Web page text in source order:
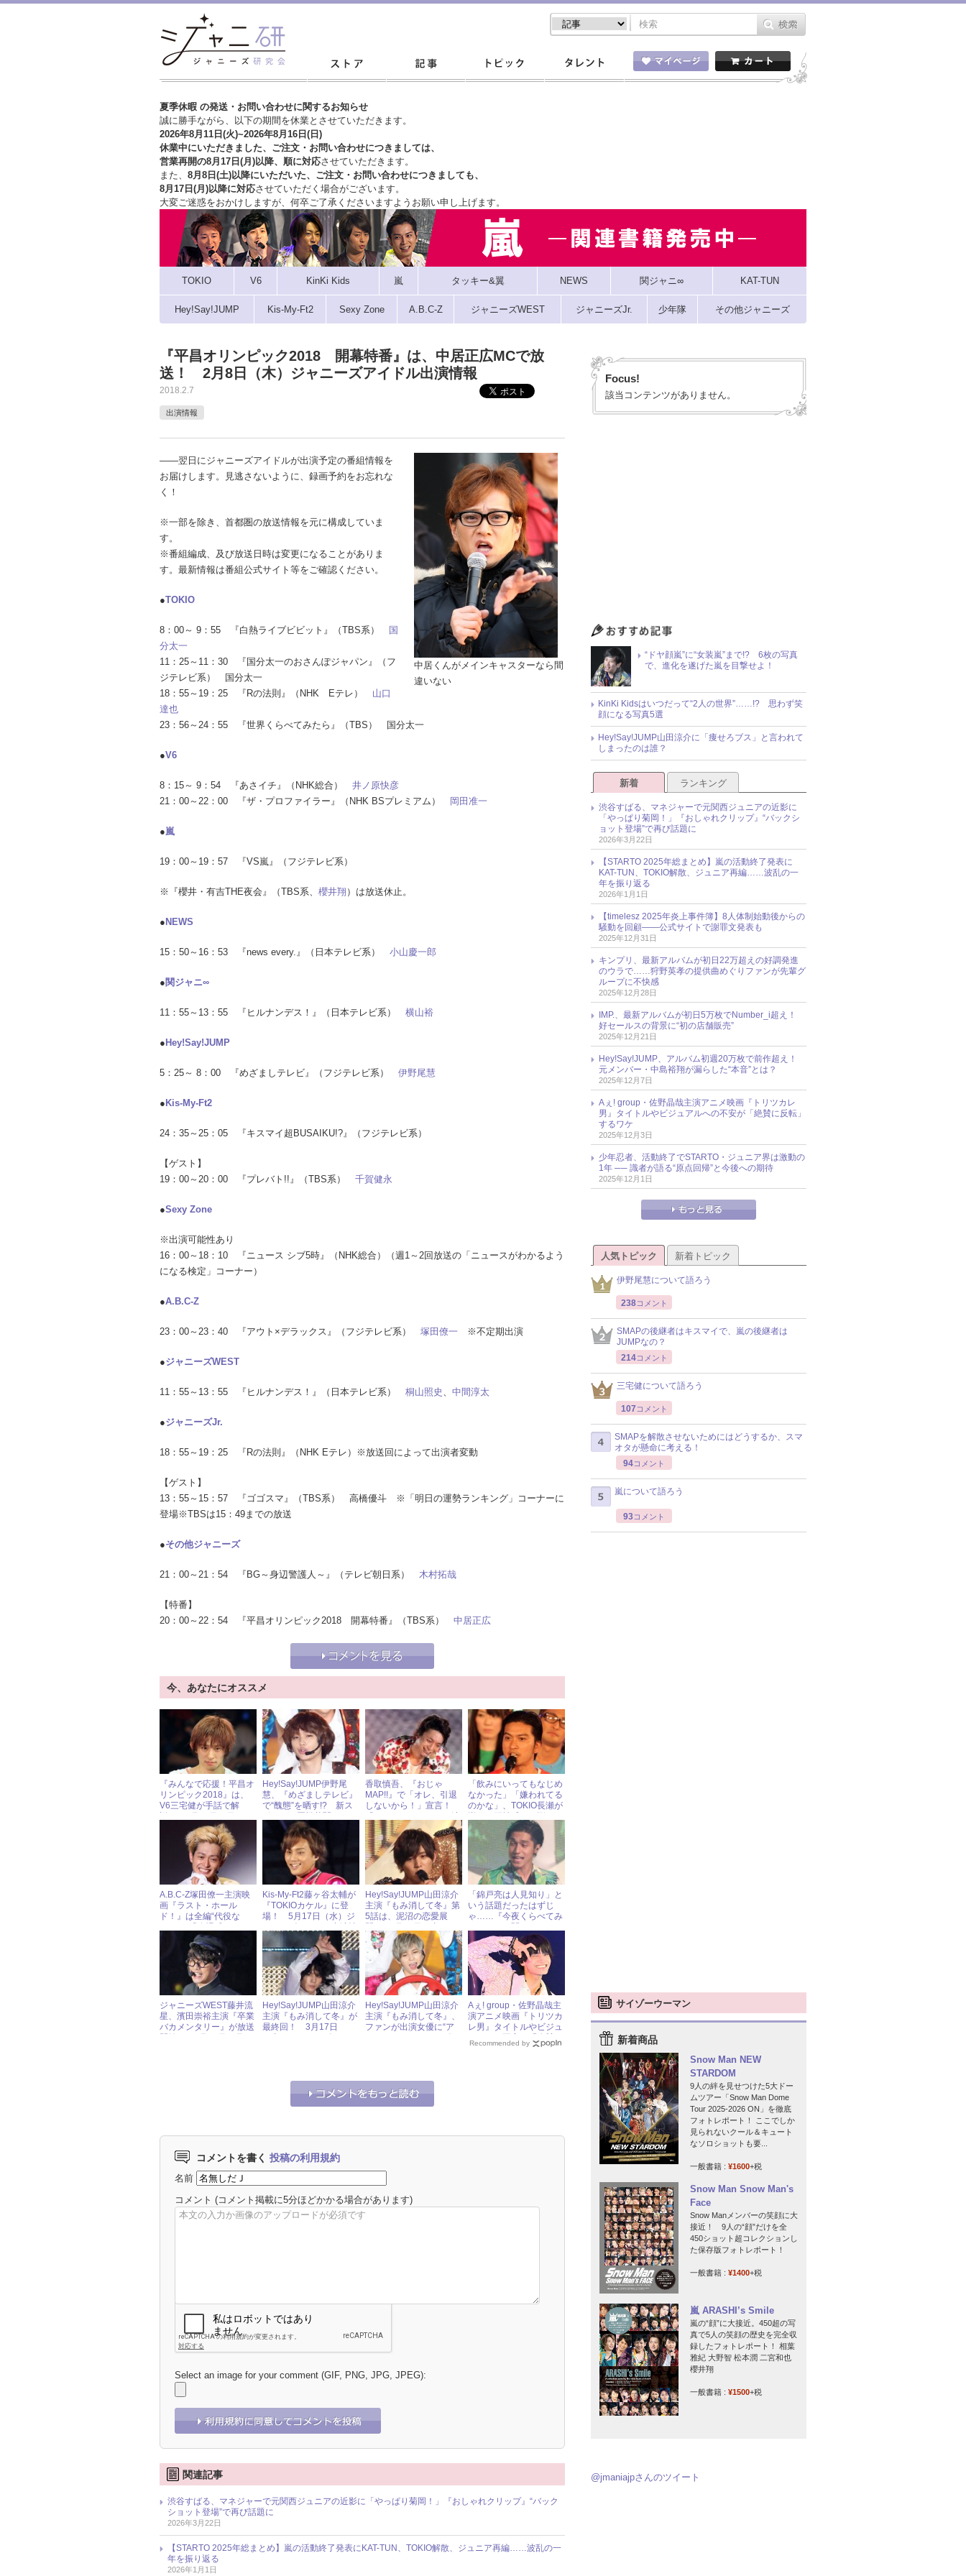
夏季休暇 の発送・お問い合わせに関するお知らせ
誠に勝手ながら、以下の期間を休業とさせていただきます。
2026年8月11日(火)~2026年8月16日(日)
休業中にいただきました、ご注文・お問い合わせにつきましては、
営業再開の8月17日(月)以降、順に対応させていただきます。
また、 8月8日(土)以降にいただいた、ご注文・ お問い合わせにつきましても、
8月17日(月)以降に対応させていただく場合がございます。
大変ご迷惑をおかけしますが、 何卒ご了承くださいますようお願い申し上げます。
TOKIO V6 KinKi Kids 嵐 タッキー&翼 NEWS 関ジャニ∞ KAT-TUN
Hey!Say!JUMP Kis-My-Ft2 Sexy Zone A.B.C-Z ジャニーズWEST ジャニーズJr. 少年隊 その他ジャニーズ
『平昌オリンピック2018 開幕特番』は、中居正広MCで放
送！ 2月8日（木）ジャニーズアイドル出演情報
2018.2.7
出演情報
中居くんがメインキャスターなら間
違いない
――翌日にジャニーズアイドルが出演予定の番組情報を
お届けします。見逃さないように、録画予約をお忘れな
く！
※一部を除き、首都圏の放送情報を元に構成していま
す。
※番組編成、及び放送日時は変更になることがありま
す。最新情報は番組公式サイト等をご確認ください。
●TOKIO
8：00～ 9：55 『白熱ライブビビット』（TBS系）
国
分太一
11：25～11：30 『国分太一のおさんぽジャパン』（フ
ジテレビ系） 国分太一
18：55～19：25 『Rの法則』（NHK Eテレ） 山口
達也
23：56～24：55 『世界くらべてみたら』（TBS） 国分太一
●V6
8：15～ 9：54 『あさイチ』（NHK総合） 井ノ原快彦
21：00～22：00 『ザ・プロファイラー』（NHK BSプレミアム）
岡田准一
●嵐
19：00～19：57 『VS嵐』（フジテレビ系）
※『櫻井・有吉THE夜会』（TBS系、 櫻井翔 ）は放送休止。
● NEWS
15：50～16：53 『news every.』（日本テレビ系） 小山慶一郎
● 関ジャニ∞
11：55～13：55 『ヒルナンデス！』（日本テレビ系） 横山裕
● Hey!Say!JUMP
5：25～ 8：00 『めざましテレビ』（フジテレビ系） 伊野尾慧
● Kis-My-Ft2
24：35～25：05 『キスマイ超BUSAIKU!?』（フジテレビ系）
【ゲスト】
19：00～20：00 『プレバト!!』（TBS系） 千賀健永
●Sexy Zone
※出演可能性あり
16：00～18：10 『ニュース シブ5時』（NHK総合）（週1～2回放送の「ニュースがわかるよう
になる検定」コーナー）
●A.B.C-Z
23：00～23：40 『アウト×デラックス』（フジテレビ系） 塚田僚一 ※不定期出演
●ジャニーズWEST
11：55～13：55 『ヒルナンデス！』（日本テレビ系） 桐山照史 、 中間淳太
●ジャニーズJr.
18：55～19：25 『Rの法則』（NHK Eテレ）※放送回によって出演者変動
【ゲスト】
13：55～15：57 『ゴゴスマ』（TBS系） 高橋優斗 ※「明日の運勢ランキング」コーナーに
登場※TBSは15：49までの放送
●その他ジャニーズ
21：00～21：54 『BG～身辺警護人～』（テレビ朝日系） 木村拓哉
【特番】
20：00～22：54 『平昌オリンピック2018 開幕特番』（TBS系） 中居正広
今、あなたにオススメ
『みんなで応援！平昌オ
リンピック2018』は、
V6三宅健が手話で解
ャニーズアイドル出演情
Hey!Say!JUMP伊野尾
慧、『めざましテレビ』
で“醜態”を晒す!? 新ス
香取慎吾、『おじゃ
MAP!!』で「オレ、引退
しないから！」宣言！
出もファンの涙を誘う
「飲みにいってもなじめ
なかった」「嫌われてる
のかな」、TOKIO長瀬が
中？
A.B.C-Z塚田僚一主演映
画『ラスト・ホール
ド！』は全編“代役な
い」と本人も絶賛
Kis-My-Ft2藤ヶ谷太輔が
『TOKIOカケル』に登
場！ 5月17日（水）ジ
報
Hey!Say!JUMP山田涼介
主演『もみ消して冬』第
5話は、泥沼の恋愛展
ャニーズアイドル出演情
報
「錦戸亮は人見知り」と
いう話題だったはずじ
ゃ……『今夜くらべてみ
の“闇”が暴かれる!?
ジャニーズWEST藤井流
星、濱田崇裕主演『卒業
バカメンタリー』が放送
Hey!Say!JUMP山田涼介
主演『もみ消して冬』が
最終回！ 3月17日
Hey!Say!JUMP山田涼介
主演『もみ消して冬』、
ファンが出演女優に“ア
Aぇ! group・佐野晶哉主
演アニメ映画『トリツカ
レ男』タイトルやビジュ
アルへの不安が「絶賛に
反転」するワケ « ジャニ
Recommended by
コメントを書く 投稿の利用規約
名前
コメント (コメント掲載に5分ほどかかる場合があります)
Select an image for your comment (GIF, PNG, JPG, JPEG):
関連記事
渋谷すばる、マネジャーで元関西ジュニアの近影に「やっぱり菊岡！」『おしゃれクリップ』“バック
ショット登場”で再び話題に
2026年3月22日
【STARTO 2025年総まとめ】嵐の活動終了発表にKAT-TUN、TOKIO解散、ジュニア再編……波乱の一
年を振り返る
2026年1月1日
Focus!
該当コンテンツがありません。
“ドヤ顔嵐”に“女装嵐”まで!? 6枚の写真
で、進化を遂げた嵐を目撃せよ！
KinKi Kidsはいつだって“2人の世界”……!? 思わず笑
顔になる写真5選
Hey!Say!JUMP山田涼介に「痩せろブス」と言われて
しまったのは誰？
新着 ランキング
渋谷すばる、マネジャーで元関西ジュニアの近影に
「やっぱり菊岡！」『おしゃれクリップ』“バックシ
ョット登場”で再び話題に
2026年3月22日
【STARTO 2025年総まとめ】嵐の活動終了発表に
KAT-TUN、TOKIO解散、ジュニア再編……波乱の一
年を振り返る
2026年1月1日
【timelesz 2025年炎上事件簿】8人体制始動後からの
騒動を回顧――公式サイトで謝罪文発表も
2025年12月31日
キンプリ、最新アルバムが初日22万超えの好調発進
のウラで……狩野英孝の提供曲めぐりファンが先輩グ
ループに不快感
2025年12月28日
IMP.、最新アルバムが初日5万枚でNumber_i超え！
好セールスの背景に“初の店舗販売”
2025年12月21日
Hey!Say!JUMP、アルバム初週20万枚で前作超え！
元メンバー・中島裕翔が漏らした“本音”とは？
2025年12月7日
Aぇ! group・佐野晶哉主演アニメ映画『トリツカレ
男』タイトルやビジュアルへの不安が「絶賛に反転」
するワケ
2025年12月3日
少年忍者、活動終了でSTARTO・ジュニア界は激動の
1年 ── 識者が語る“原点回帰”と今後への期待
2025年12月1日
人気トピック 新着トピック
伊野尾慧について語ろう
238コメント
SMAPの後継者はキスマイで、嵐の後継者は
JUMPなの？
214コメント
三宅健について語ろう
107 コメント
SMAPを解散させないためにはどうするか、スマ
オタが懸命に考える！
94コメント
嵐について語ろう
93コメント
サイゾーウーマン
新着商品
Snow Man NEW
STARDOM
9人の絆を見せつけた5大ドー
ムツアー「Snow Man Dome
Tour 2025-2026 ON」を徹底
フォトレポート！ ここでしか
見られないクール＆キュート
なソロショットも要...
一般書籍 : ¥1600+税
Snow Man Snow Man's
Face
Snow Manメンバーの笑顔に大
接近！ 9人の“顔”だけを全
450ショット超コレクションし
た保存版フォトレポート！
一般書籍 : ¥1400+税
嵐 ARASHI’s Smile
嵐の“顔”に大接近。450超の写
真で5人の笑顔の歴史を完全収
録したフォトレポート！ 相葉
雅紀 大野智 松本潤 二宮和也
櫻井翔
一般書籍 : ¥1500+税
@jmaniajpさんのツイート